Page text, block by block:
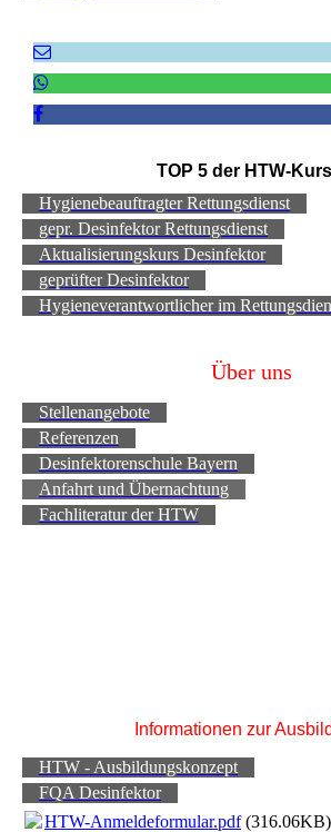
TOP 5 der HTW-
Hygienebeauftragter Rettungsdienst
gepr. Desinfektor Rettungsdienst
Aktualisierungskurs Desinfektor
geprüfter Desinfektor
Hygieneverantwortlicher im
Über uns
Stellenangebote
Referenzen
Desinfektorenschule Bayern
Anfahrt und Übernachtung
Fachliteratur der HTW
Informationen zur
HTW - Ausbildungskonzept
FQA Desinfektor
HTW-Anmeldeformular.pdf(316.06KB)